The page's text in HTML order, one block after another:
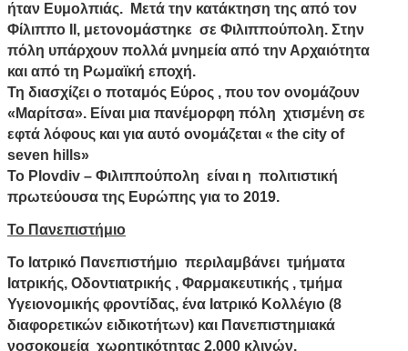
ήταν Ευμολπιάς. Μετά την κατάκτηση της από τον
Φίλιππο ΙΙ, μετονομάστηκε σε Φιλιππούπολη. Στην
πόλη υπάρχουν πολλά μνημεία από την Αρχαιότητα
και από τη Ρωμαϊκή εποχή.
Τη διασχίζει ο ποταμός Εύρος , που τον ονομάζουν
«Μαρίτσα». Είναι μια πανέμορφη πόλη χτισμένη σε
εφτά λόφους και για αυτό ονομάζεται « the city of
seven hills»
Το Plovdiv – Φιλιππούπολη είναι η πολιτιστική
πρωτεύουσα της Ευρώπης για το 2019.
Το Πανεπιστήμιο
Το Ιατρικό Πανεπιστήμιο περιλαμβάνει τμήματα
Ιατρικής, Οδοντιατρικής , Φαρμακευτικής , τμήμα
Υγειονομικής φροντίδας, ένα Ιατρικό Κολλέγιο (8
διαφορετικών ειδικοτήτων) και Πανεπιστημιακά
νοσοκομεία χωρητικότητας 2.000 κλινών.